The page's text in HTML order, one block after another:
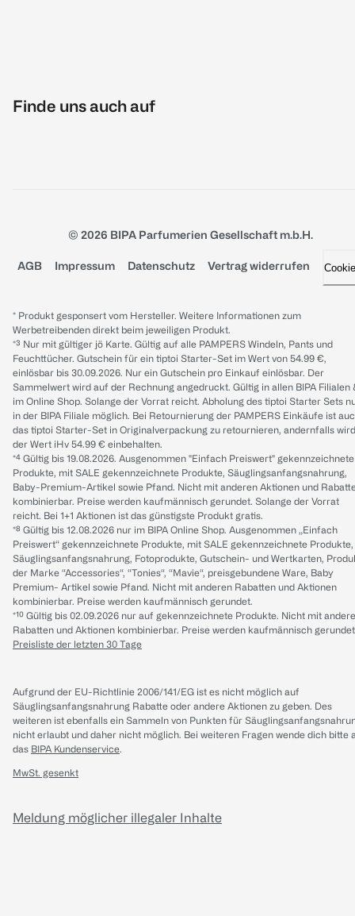
Finde uns auch auf
© 2026 BIPA Parfumerien Gesellschaft m.b.H.
AGB Impressum Datenschutz Vertrag widerrufen
* Produkt gesponsert vom Hersteller. Weitere Informationen zum
Werbetreibenden direkt beim jeweiligen Produkt.
*³ Nur mit gültiger jö Karte. Gültig auf alle PAMPERS Windeln, Pants und
Feuchttücher. Gutschein für ein tiptoi Starter-Set im Wert von 54.99 €,
einlösbar bis 30.09.2026. Nur ein Gutschein pro Einkauf einlösbar. Der
Sammelwert wird auf der Rechnung angedruckt. Gültig in allen BIPA Filialen
im Online Shop. Solange der Vorrat reicht. Abholung des tiptoi Starter Sets
in der BIPA Filiale möglich. Bei Retournierung der PAMPERS Einkäufe ist
das tiptoi Starter-Set in Originalverpackung zu retournieren, andernfalls wird
der Wert iHv 54.99 € einbehalten.
*⁴ Gültig bis 19.08.2026. Ausgenommen "Einfach Preiswert" gekennzeichnete
Produkte, mit SALE gekennzeichnete Produkte, Säuglingsanfangsnahrung,
Baby-Premium-Artikel sowie Pfand. Nicht mit anderen Aktionen und
kombinierbar. Preise werden kaufmännisch gerundet. Solange der Vorrat
reicht. Bei 1+1 Aktionen ist das günstigste Produkt gratis.
*⁸ Gültig bis 12.08.2026 nur im BIPA Online Shop. Ausgenommen „Einfach
Preiswert“ gekennzeichnete Produkte, mit SALE gekennzeichnete Produkte,
Säuglingsanfangsnahrung, Fotoprodukte, Gutschein- und Wertkarten,
der Marke “Accessories“, “Tonies“, “Mavie“, preisgebundene Ware, Baby
Premium- Artikel sowie Pfand. Nicht mit anderen Rabatten und Aktionen
kombinierbar. Preise werden kaufmännisch gerundet.
*¹⁰ Gültig bis 02.09.2026 nur auf gekennzeichnete Produkte. Nicht mit
Rabatten und Aktionen kombinierbar. Preise werden kaufmännisch
Preisliste der letzten 30 Tage
Aufgrund der EU-Richtlinie 2006/141/EG ist es nicht möglich auf
Säuglingsanfangsnahrung Rabatte oder andere Aktionen zu geben. Des
weiteren ist ebenfalls ein Sammeln von Punkten für
nicht erlaubt und daher nicht möglich. Bei weiteren Fragen wende dich bitte
das BIPA Kundenservice.
MwSt. gesenkt
Meldung möglicher illegaler Inhalte